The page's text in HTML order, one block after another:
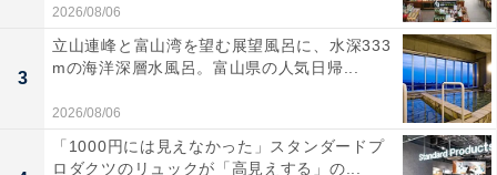
2026/08/06
3
立山連峰と富山湾を望む展望風呂に、水深333
mの海洋深層水風呂。富山県の人気日帰...
2026/08/06
「1000円には見えなかった」スタンダードプ
ロダクツのリュックが「高見えする」の...